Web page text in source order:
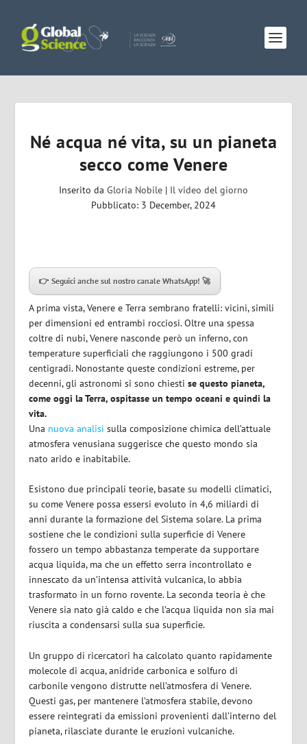
Né acqua né vita, su un pianeta
secco come Venere
Inserito da Gloria Nobile | Il video del giorno
Pubblicato: 3 December, 2024
👉 Seguici anche sul nostro canale WhatsApp! 🚀
A prima vista, Venere e Terra sembrano fratelli: vicini, simili
per dimensioni ed entrambi rocciosi. Oltre una spessa
coltre di nubi, Venere nasconde però un inferno, con
temperature superficiali che raggiungono i 500 gradi
centigradi. Nonostante queste condizioni estreme, per
decenni, gli astronomi si sono chiestise questo pianeta,
come oggi la Terra, ospitasse un tempo oceani e quindi la
vita.
Una nuova analisi sulla composizione chimica dell’attuale
atmosfera venusiana suggerisce che questo mondo sia
nato arido e inabitabile.
Esistono due principali teorie, basate su modelli climatici,
su come Venere possa essersi evoluto in 4,6 miliardi di
anni durante la formazione del Sistema solare. La prima
sostiene che le condizioni sulla superficie di Venere
fossero un tempo abbastanza temperate da supportare
acqua liquida, ma che un effetto serra incontrollato e
innescato da un’intensa attività vulcanica, lo abbia
trasformato in un forno rovente. La seconda teoria è che
Venere sia nato già caldo e che l’acqua liquida non sia mai
riuscita a condensarsi sulla sua superficie.
Un gruppo di ricercatori ha calcolato quanto rapidamente
molecole di acqua, anidride carbonica e solfuro di
carbonile vengono distrutte nell’atmosfera di Venere.
Questi gas, per mantenere l’atmosfera stabile, devono
essere reintegrati da emissioni provenienti dall’interno del
pianeta, rilasciate durante le eruzioni vulcaniche.